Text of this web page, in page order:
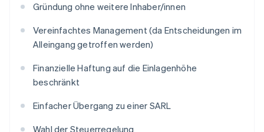
Gründung ohne weitere Inhaber/innen
Vereinfachtes Management (da Entscheidungen im
Alleingang getroffen werden)
Finanzielle Haftung auf die Einlagenhöhe
beschränkt
Einfacher Übergang zu einer SARL
Wahl der Steuerregelung